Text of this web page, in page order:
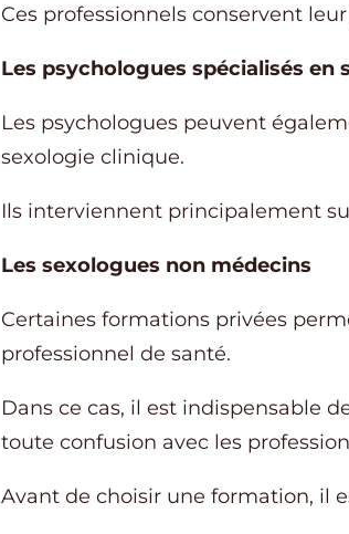
Ces professionnels conservent
Les psychologues spécialisés en
Les psychologues peuvent
sexologie clinique.
Ils interviennent principalement
Les sexologues non médecins
Certaines formations privées
professionnel de santé.
Dans ce cas, il est indispensable
toute confusion avec les
Avant de choisir une formation, il